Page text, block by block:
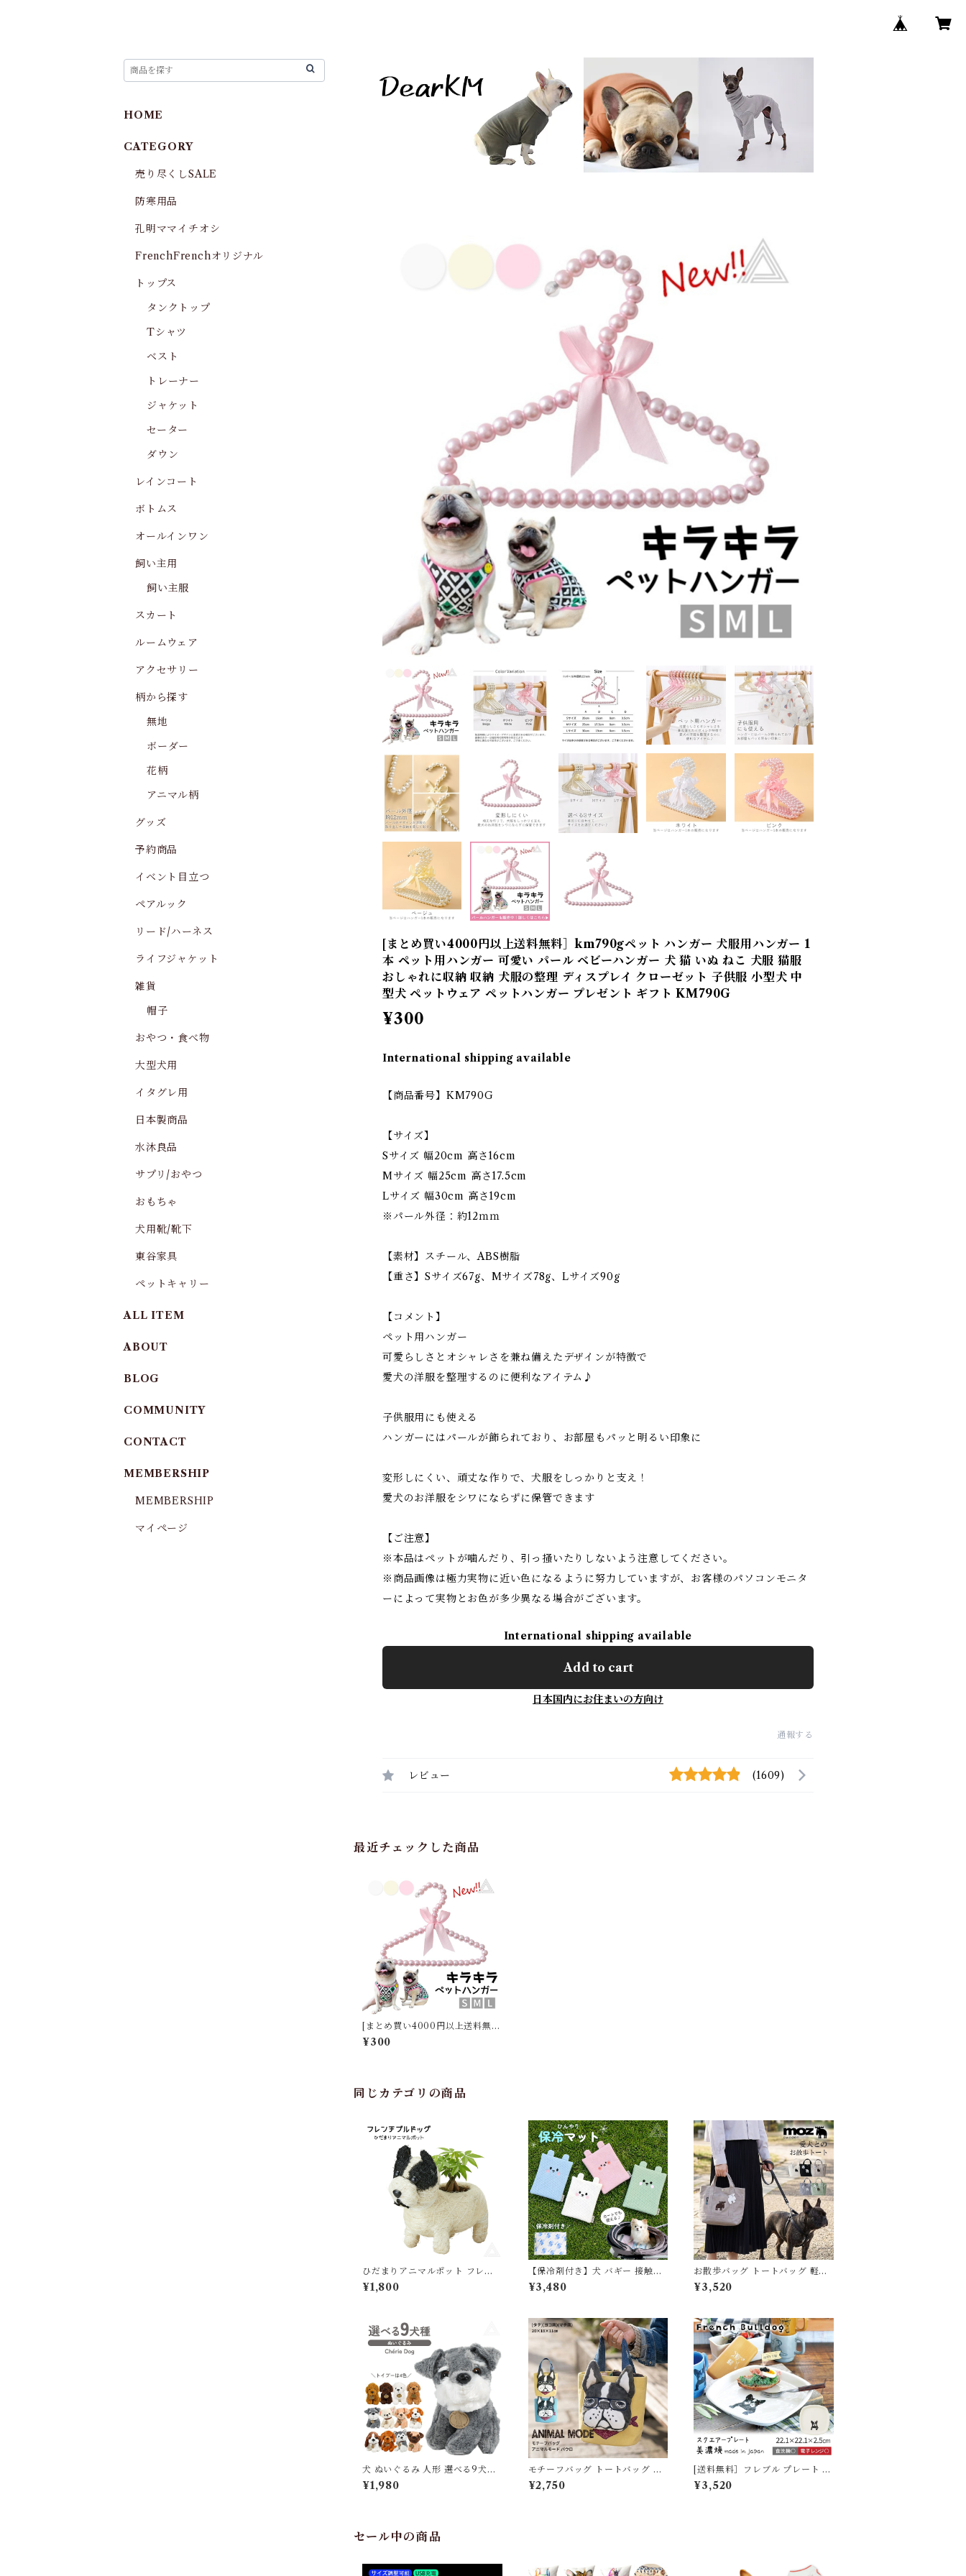
[まとめ買い4000円以上送料無料］km790gペット ハンガー 犬服用ハンガー 1
本 ペット用ハンガー 可愛い パール ベビーハンガー 犬 猫 いぬ ねこ 犬服 猫服
おしゃれに収納 収納 犬服の整理 ディスプレイ クローゼット 子供服 小型犬 中
型犬 ペットウェア ペットハンガー プレゼント ギフト KM790G
¥300
International shipping available
【商品番号】KM790G
【サイズ】
Sサイズ 幅20cm 高さ16cm
Mサイズ 幅25cm 高さ17.5cm
Lサイズ 幅30cm 高さ19cm
※パール外径：約12ｍｍ
【素材】スチール、ABS樹脂
【重さ】Sサイズ67g、Mサイズ78g、Lサイズ90g
【コメント】
ペット用ハンガー
可愛らしさとオシャレさを兼ね備えたデザインが特徴で
愛犬の洋服を整理するのに便利なアイテム♪
子供服用にも使える
ハンガーにはパールが飾られており、お部屋もパッと明るい印象に
変形しにくい、頑丈な作りで、犬服をしっかりと支え！
愛犬のお洋服をシワにならずに保管できます
【ご注意】
※本品はペットが噛んだり、引っ掻いたりしないよう注意してください。
※商品画像は極力実物に近い色になるように努力していますが、お客様のパソコンモニタ
ーによって実物とお色が多少異なる場合がございます。
International shipping available
Add to cart
日本国内にお住まいの方向け
通報する
レビュー (1609)
最近チェックした商品
[まとめ買い4000円以上送料無
料］km790gペット ハンガー 犬
服用ハンガー 1本 ペット用ハンガ
プレイ クローゼット 子供服 小型
犬 中型犬 ペットウェア ペットハ
¥300
同じカテゴリの商品
ひだまりアニマルポット フレン
チブルドッグ フレブル 穴なし 53
92 植木鉢 おしゃれ ガーデニング
グッズ おしゃれ 可愛い 犬好き 癒
し プレゼント ギフト 贈り物 539
¥1,800
【保冷剤付き】犬 バギー 接触冷
感 ひんやり 保冷マット ペットカ
ート キャリーバッグ 保冷剤 ペッ
感 暑さ対策 夏 コンパクト カート
アクセサリー 犬 猫 お出かけ おし
ゃれ かわいい プレゼント KM84
0G
¥3,480
お散歩バッグ トートバッグ 軽量
ドッグ イヌ 犬 散歩 バッグ 北欧
コンパクト 多ポケット 収納力 ト
ース メンズ プレゼント moz(モ
ズ) 北欧ブランド ミニキャンバス
トートバッグ 766001
¥3,520
犬 ぬいぐるみ 人形 選べる9犬種
プレゼント 子供 クリスマス 誕生
日 母の日 ホワイトデー かわいい
バー ハスキー ラブラドール セン
トバーナード 小さい TOYDOG
¥1,980
モチーフバッグ トートバッグ フ
レンチブルドッグ フレブル ミニ
トート サブバッグ コンパクト ア
¥2,750
[送料無料］フレブル プレート 日
本製 美濃焼 スクエアープレート
フレンチブルドッグ お皿 スクエ
¥3,520
セール中の商品
HOME
CATEGORY
売り尽くしSALE
防寒用品
孔明ママイチオシ
FrenchFrenchオリジナル
トップス
タンクトップ
Tシャツ
ベスト
トレーナー
ジャケット
セーター
ダウン
レインコート
ボトムス
オールインワン
飼い主用
飼い主服
スカート
ルームウェア
アクセサリー
柄から探す
無地
ボーダー
花柄
アニマル柄
グッズ
予約商品
イベント目立つ
ペアルック
リード/ハーネス
ライフジャケット
雑貨
帽子
おやつ・食べ物
大型犬用
イタグレ用
日本製商品
水沐良品
サプリ/おやつ
おもちゃ
犬用靴/靴下
東谷家具
ペットキャリー
ALL ITEM
ABOUT
BLOG
COMMUNITY
CONTACT
MEMBERSHIP
MEMBERSHIP
マイページ